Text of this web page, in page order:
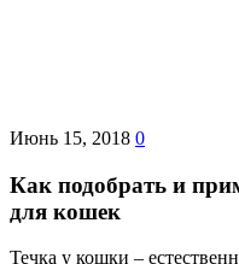
Июнь 15, 2018 0
Как подобрать и
для кошек
Течка у кошки –